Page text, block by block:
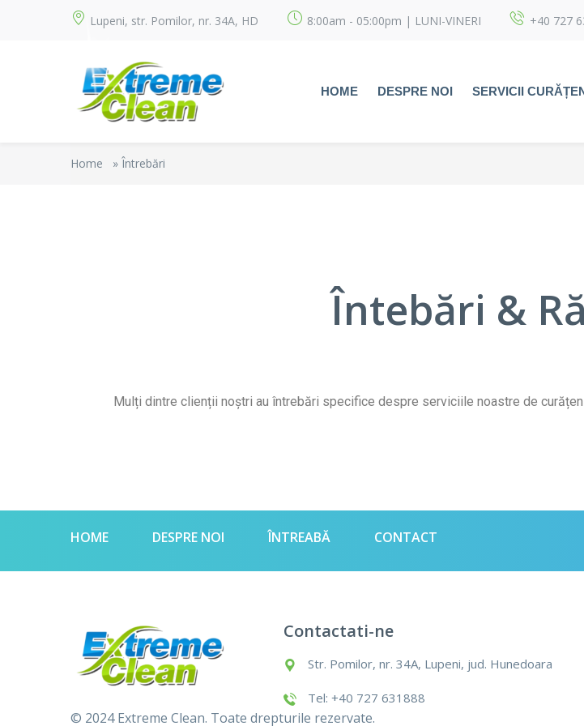
Lupeni, str. Pomilor, nr. 34A, HD 8:00am - 05:00pm | LUNI-VINERI +40 727
HOME DESPRE NOI SERVICII
Home » Întrebări
Întebări &
Mulți dintre clienții noștri au întrebări specifice despre serviciile noastre de
HOME DESPRE NOI ÎNTREABĂ CONTACT
Contactati-ne
Str. Pomilor, nr. 34A, Lupeni, jud. Hunedoara
Tel: +40 727 631888
© 2024 Extreme Clean. Toate drepturile rezervate.